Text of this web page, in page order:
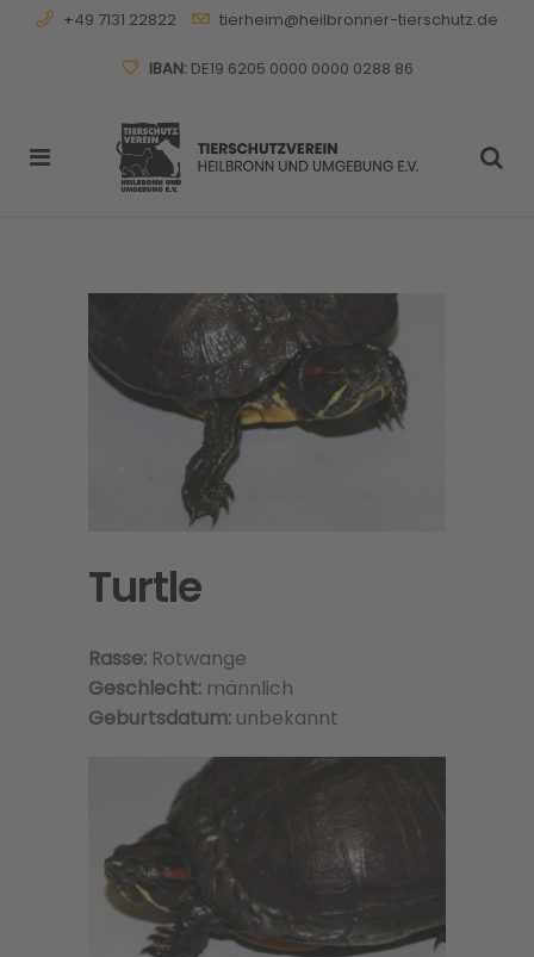
+49 7131 22822 tierheim@heilbronner-tierschutz.de
IBAN:DE19 6205 0000 0000 0288 86
Turtle
Rasse: Rotwange
Geschlecht: männlich
Geburtsdatum: unbekannt